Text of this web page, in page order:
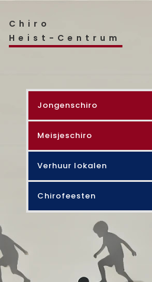
Chiro
Heist-Centrum
Jongenschiro
Meisjeschiro
Verhuur lokalen
Chirofeesten